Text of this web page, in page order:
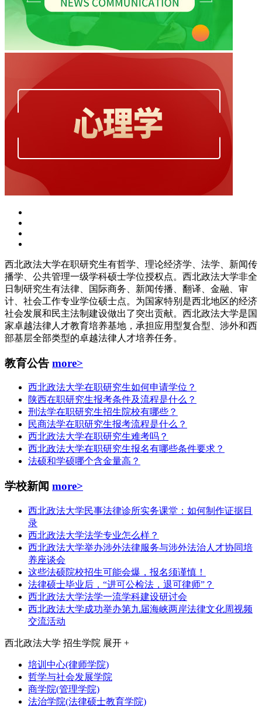
西北政法大学在职研究生有哲学、理论经济学、法学、新闻传
播学、公共管理一级学科硕士学位授权点。西北政法大学非全
日制研究生有法律、国际商务、新闻传播、翻译、金融、审
计、社会工作专业学位硕士点。为国家特别是西北地区的经济
社会发展和民主法制建设做出了突出贡献。西北政法大学是国
家卓越法律人才教育培养基地，承担应用型复合型、涉外和西
部基层全部类型的卓越法律人才培养任务。
教育公告 more>
西北政法大学在职研究生如何申请学位？
陕西在职研究生报考条件及流程是什么？
刑法学在职研究生招生院校有哪些？
民商法学在职研究生报考流程是什么？
西北政法大学在职研究生难考吗？
西北政法大学在职研究生报名有哪些条件要求？
法硕和学硕哪个含金量高？
学校新闻 more>
西北政法大学民事法律诊所实务课堂：如何制作证据目
录
西北政法大学法学专业怎么样？
西北政法大学举办涉外法律服务与涉外法治人才协同培
养座谈会
这些法硕院校招生可能会爆，报名须谨慎！
法律硕士毕业后，“进可公检法，退可律师”？
西北政法大学法学一流学科建设研讨会
西北政法大学成功举办第九届海峡两岸法律文化周视频
交流活动
西北政法大学 招生学院 展开 +
培训中心(律师学院)
哲学与社会发展学院
商学院(管理学院)
法治学院(法律硕士教育学院)